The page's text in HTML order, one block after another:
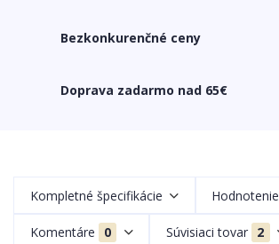
Bezkonkurenčné ceny
Doprava zadarmo nad 65€
Kompletné špecifikácie Hodnotenie
Komentáre 0 Súvisiaci tovar 2